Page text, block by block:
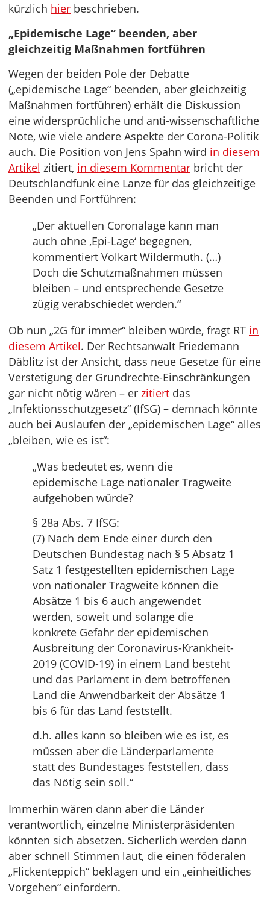
kürzlich hier beschrieben.
„Epidemische Lage“ beenden, aber
gleichzeitig Maßnahmen fortführen
Wegen der beiden Pole der Debatte
(„epidemische Lage“ beenden, aber gleichzeitig
Maßnahmen fortführen) erhält die Diskussion
eine widersprüchliche und anti-wissenschaftliche
Note, wie viele andere Aspekte der Corona-Politik
auch. Die Position von Jens Spahn wird in diesem
Artikel zitiert, in diesem Kommentar bricht der
Deutschlandfunk eine Lanze für das gleichzeitige
Beenden und Fortführen:
„Der aktuellen Coronalage kann man
auch ohne ‚Epi-Lage‘ begegnen,
kommentiert Volkart Wildermuth. (…)
Doch die Schutzmaßnahmen müssen
bleiben – und entsprechende Gesetze
zügig verabschiedet werden.“
Ob nun „2G für immer“ bleiben würde, fragt RT in
diesem Artikel. Der Rechtsanwalt Friedemann
Däblitz ist der Ansicht, dass neue Gesetze für eine
Verstetigung der Grundrechte-Einschränkungen
gar nicht nötig wären – er zitiert das
„Infektionsschutzgesetz“ (IfSG) – demnach könnte
auch bei Auslaufen der „epidemischen Lage“ alles
„bleiben, wie es ist“:
„Was bedeutet es, wenn die
epidemische Lage nationaler Tragweite
aufgehoben würde?
§ 28a Abs. 7 IfSG:
(7) Nach dem Ende einer durch den
Deutschen Bundestag nach § 5 Absatz 1
Satz 1 festgestellten epidemischen Lage
von nationaler Tragweite können die
Absätze 1 bis 6 auch angewendet
werden, soweit und solange die
konkrete Gefahr der epidemischen
Ausbreitung der Coronavirus-Krankheit-
2019 (COVID-19) in einem Land besteht
und das Parlament in dem betroffenen
Land die Anwendbarkeit der Absätze 1
bis 6 für das Land feststellt.
d.h. alles kann so bleiben wie es ist, es
müssen aber die Länderparlamente
statt des Bundestages feststellen, dass
das Nötig sein soll.“
Immerhin wären dann aber die Länder
verantwortlich, einzelne Ministerpräsidenten
könnten sich absetzen. Sicherlich werden dann
aber schnell Stimmen laut, die einen föderalen
„Flickenteppich“ beklagen und ein „einheitliches
Vorgehen“ einfordern.